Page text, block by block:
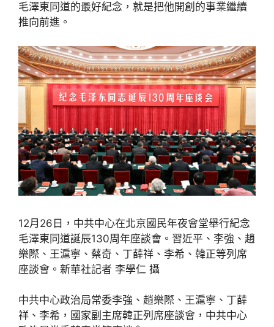
毛澤東同道的最好紀念，就是把他開創的事業繼續
推向前進。
12月26日，中共中心在北京國民年夜會堂舉行紀念
毛澤東同道誕辰130周年座談會。習近平、李強、趙
樂際、王滬寧、蔡奇、丁薛祥、李希、韓正等列席
座談會。新華社記者 李學仁 攝
中共中心政治局常委李強、趙樂際、王滬寧、丁薛
祥、李希，國家副主席韓正列席座談會，中共中心